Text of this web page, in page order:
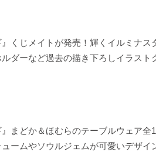
くじメイトが発売！輝くイルミナス
ダーなど過去の描き下ろしイラスト
まどか＆ほむらのテーブルウェア全
ームやソウルジェムが可愛いデザイ